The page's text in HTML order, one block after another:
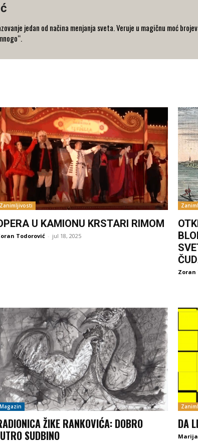
jedan od načina menjanja sveta. Veruje u magičnu moć
Zanimljivosti
U KAMIONU KRSTARI RIMOM
Todorović - jul 18, 2025
Zoran
Magazin
ŽIKE RANKOVIĆA: DOBRO
SUDBINO
DA